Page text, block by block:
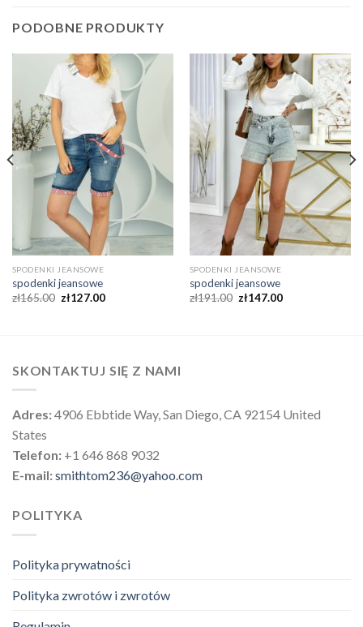
PODOBNE PRODUKTY
SPODENKI JEANSOWE
spodenki jeansowe
zł165.00 zł127.00
SPODENKI JEANSOWE
spodenki jeansowe
zł191.00 zł147.00
SKONTAKTUJ SIĘ Z NAMI
Adres:4906 Ebbtide Way, San Diego, CA 92154 United
States
Telefon: +1 646 868 9032
E-mail:smithtom236@yahoo.com
POLITYKA
Polityka prywatności
Polityka zwrotów i zwrotów